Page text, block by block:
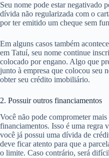
Seu nome pode estar negativado
dívida não regularizada com o
por ter emitido um cheque sem
Em alguns casos também
em Tatuí, seu nome continue
colocado por engano. Algo que
junto à empresa que colocou seu
obter seu crédito imobiliário.
2. Possuir outros financiamentos
Você não pode comprometer
financiamentos. Isso é uma regra
você já possui uma dívida de
deve ficar atento para que a
o limite. Caso contrário, será